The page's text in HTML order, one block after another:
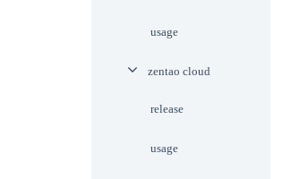
usage
zentao cloud
release
usage